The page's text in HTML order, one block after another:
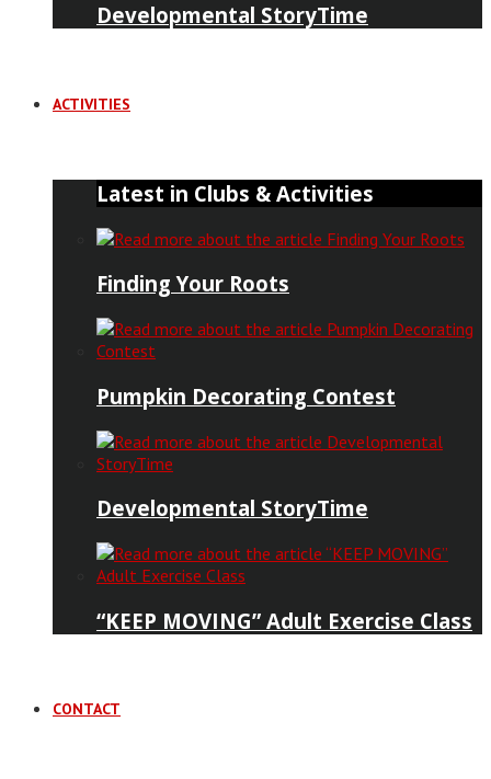
Developmental StoryTime
ACTIVITIES
Latest in Clubs & Activities
Finding Your Roots
Pumpkin Decorating Contest
Developmental StoryTime
“KEEP MOVING” Adult Exercise Class
CONTACT